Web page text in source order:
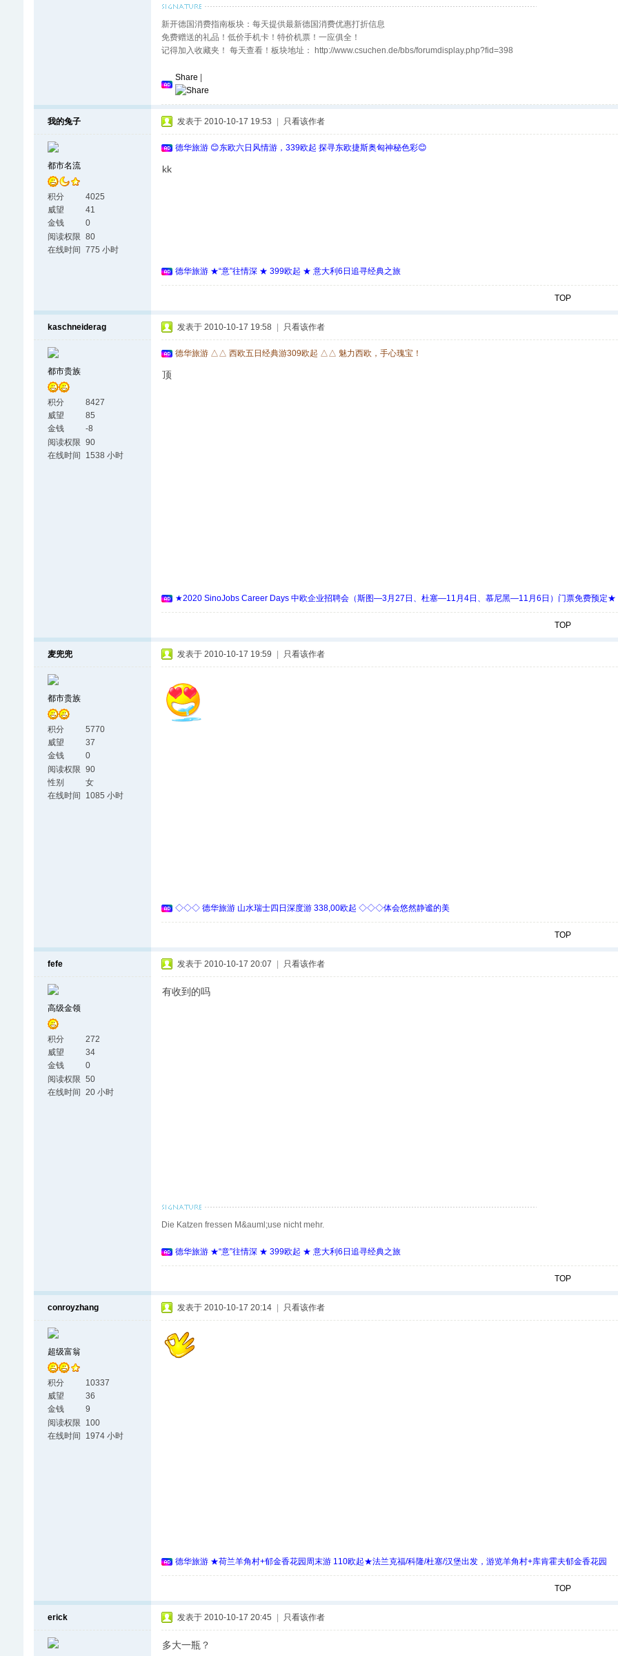
新开德国消费指南板块：每天提供最新德国消费优惠打折信息
免费赠送的礼品！低价手机卡！特价机票！一应俱全！
记得加入收藏夹！ 每天查看！板块地址： http://www.csuchen.de/bbs/forumdisplay.php?fid=398
Share
我的兔子
都市名流
积分
4025
威望
41
金钱
0
阅读权限 80
在线时间 775 小时
发表于 2010-10-17 19:53 只看该作者
德华旅游 😊东欧六日风情游，339欧起 探寻东欧捷斯奥匈神秘色彩😊
kk
德华旅游 ★“意”往情深 ★ 399欧起 ★ 意大利6日追寻经典之旅
TOP
kaschneiderag
都市贵族
积分
8427
威望
85
金钱
-8
阅读权限 90
在线时间
1538 小时
发表于 2010-10-17 19:58 只看该作者
德华旅游 △△ 西欧五日经典游309欧起 △△ 魅力西欧，手心瑰宝！
顶
★2020 SinoJobs Career Days 中欧企业招聘会（斯图—3月27日、杜塞—11月4日、慕尼黑—11月6日）门票免费预定★
TOP
麦兜兜
都市贵族
积分
5770
威望
37
金钱
0
阅读权限 90
性别
女
在线时间
1085 小时
发表于 2010-10-17 19:59 只看该作者
◇◇◇ 德华旅游 山水瑞士四日深度游 338,00欧起 ◇◇◇体会悠然静谧的美
TOP
fefe
高级金领
积分
272
威望
34
金钱
0
阅读权限 50
在线时间 20 小时
发表于 2010-10-17 20:07 只看该作者
有收到的吗
Die Katzen fressen M&auml;use nicht mehr.
德华旅游 ★“意”往情深 ★ 399欧起 ★ 意大利6日追寻经典之旅
TOP
conroyzhang
超级富翁
积分
10337
威望
36
金钱
9
阅读权限
100
在线时间
1974 小时
发表于 2010-10-17 20:14 只看该作者
德华旅游 ★荷兰羊角村+郁金香花园周末游 110欧起★法兰克福/科隆/杜塞/汉堡出发，游览羊角村+库肯霍夫郁金香花园
TOP
erick 发表于 2010-10-17 20:45 只看该作者
多大一瓶？